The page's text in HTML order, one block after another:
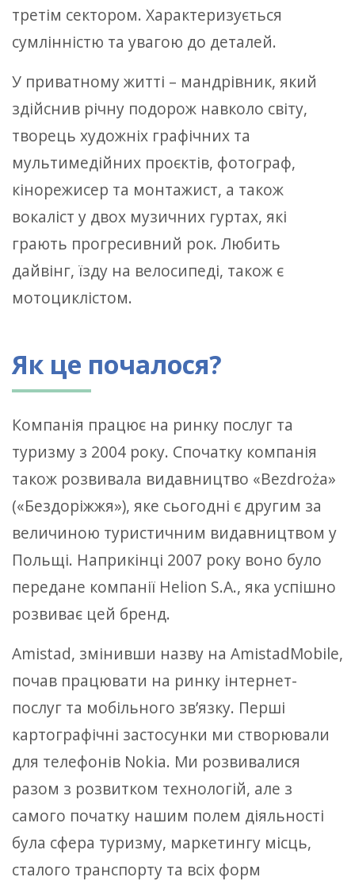
третім сектором. Характеризується
сумлінністю та увагою до деталей.
У приватному житті – мандрівник, який
здійснив річну подорож навколо світу,
творець художніх графічних та
мультимедійних проєктів, фотограф,
кінорежисер та монтажист, а також
вокаліст у двох музичних гуртах, які
грають прогресивний рок. Любить
дайвінг, їзду на велосипеді, також є
мотоциклістом.
Як це почалося?
Компанія працює на ринку послуг та
туризму з 2004 року. Спочатку компанія
також розвивала видавництво «Bezdroża»
(«Бездоріжжя»), яке сьогодні є другим за
величиною туристичним видавництвом у
Польщі. Наприкінці 2007 року воно було
передане компанії Helion S.A., яка успішно
розвиває цей бренд.
Amistad, змінивши назву на AmistadMobile,
почав працювати на ринку інтернет-
послуг та мобільного зв’язку. Перші
картографічні застосунки ми створювали
для телефонів Nokia. Ми розвивалися
разом з розвитком технологій, але з
самого початку нашим полем діяльності
була сфера туризму, маркетингу місць,
сталого транспорту та всіх форм